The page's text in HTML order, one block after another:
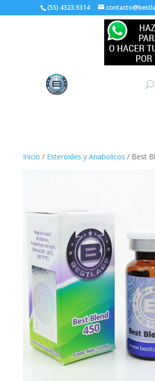
(55) 4323.9314
Inicio / Esteroides y Anabolicos / Best